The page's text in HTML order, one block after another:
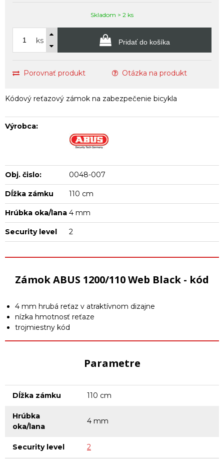
Skladom > 2 ks
ks Pridať do košíka
Porovnať produkt Otázka na produkt
Kódový reťazový zámok na zabezpečenie bicykla
Výrobca:
Obj. čislo: 0048-007
Dĺžka zámku 110 cm
Hrúbka oka/lana 4 mm
Security level 2
Zámok ABUS 1200/110 Web Black - kód
4 mm hrubá reťaz v atraktívnom dizajne
nízka hmotnosť reťaze
trojmiestny kód
Parametre
Dĺžka zámku 110 cm
Hrúbka
oka/lana
4 mm
Security level 2